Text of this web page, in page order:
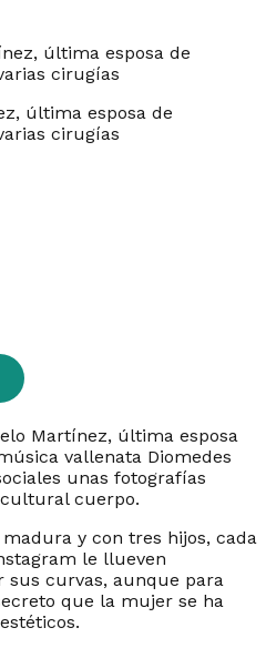
última esposa de
cirugías
Martínez, última esposa
vallenata Diomedes
unas fotografías
cuerpo.
y con tres hijos, cada
le llueven
sus curvas, aunque para
que la mujer se ha